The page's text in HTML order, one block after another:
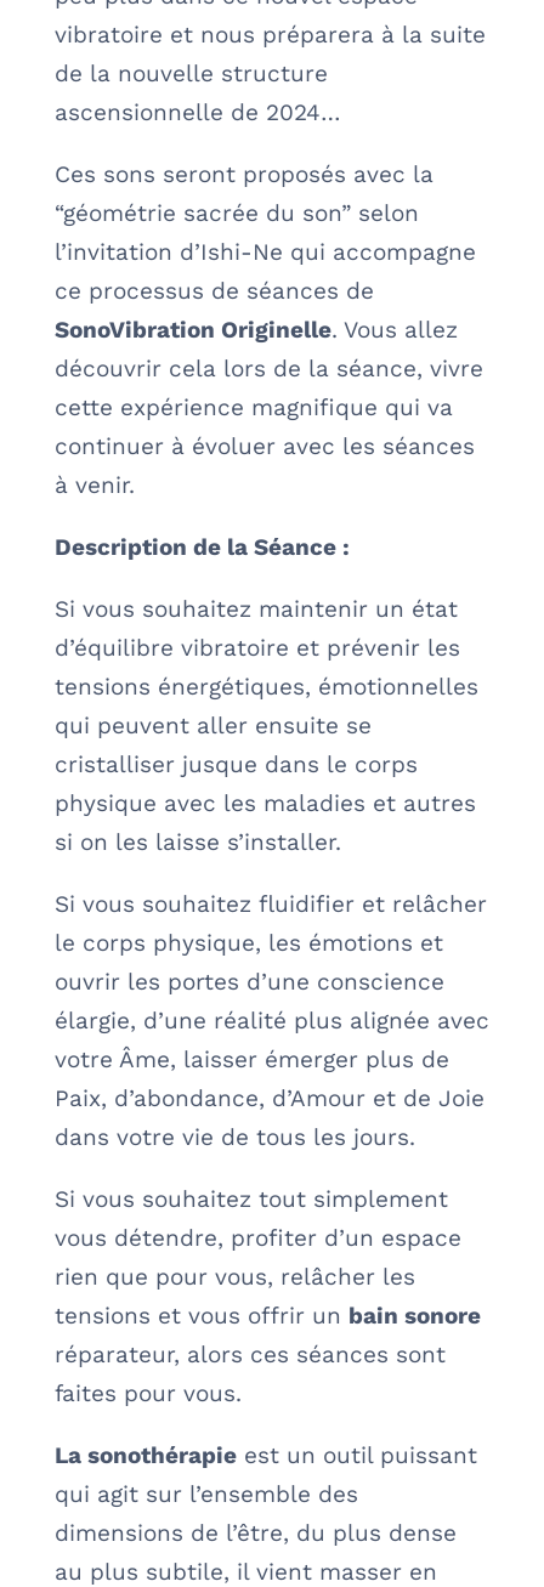
vibratoire et nous préparera à la suite
de la nouvelle structure
ascensionnelle de 2024…
Ces sons seront proposés avec la
“géométrie sacrée du son” selon
l’invitation d’Ishi-Ne qui accompagne
ce processus de séances de
SonoVibration Originelle. Vous allez
découvrir cela lors de la séance, vivre
cette expérience magnifique qui va
continuer à évoluer avec les séances
à venir.
Description de la Séance :
Si vous souhaitez maintenir un état
d’équilibre vibratoire et prévenir les
tensions énergétiques, émotionnelles
qui peuvent aller ensuite se
cristalliser jusque dans le corps
physique avec les maladies et autres
si on les laisse s’installer.
Si vous souhaitez fluidifier et relâcher
le corps physique, les émotions et
ouvrir les portes d’une conscience
élargie, d’une réalité plus alignée avec
votre Âme, laisser émerger plus de
Paix, d’abondance, d’Amour et de Joie
dans votre vie de tous les jours.
Si vous souhaitez tout simplement
vous détendre, profiter d’un espace
rien que pour vous, relâcher les
tensions et vous offrir un bain sonore
réparateur, alors ces séances sont
faites pour vous.
La sonothérapieest un outil puissant
qui agit sur l’ensemble des
dimensions de l’être, du plus dense
au plus subtile, il vient masser en